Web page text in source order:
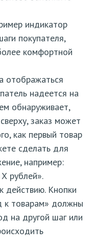
индикатор
покупателя,
комфортной
отображаться
надеется на
обнаруживает,
заказ может
как первый товар
сделать для
например:
рублей».
действию. Кнопки
к товарам» должны
на другой шаг или